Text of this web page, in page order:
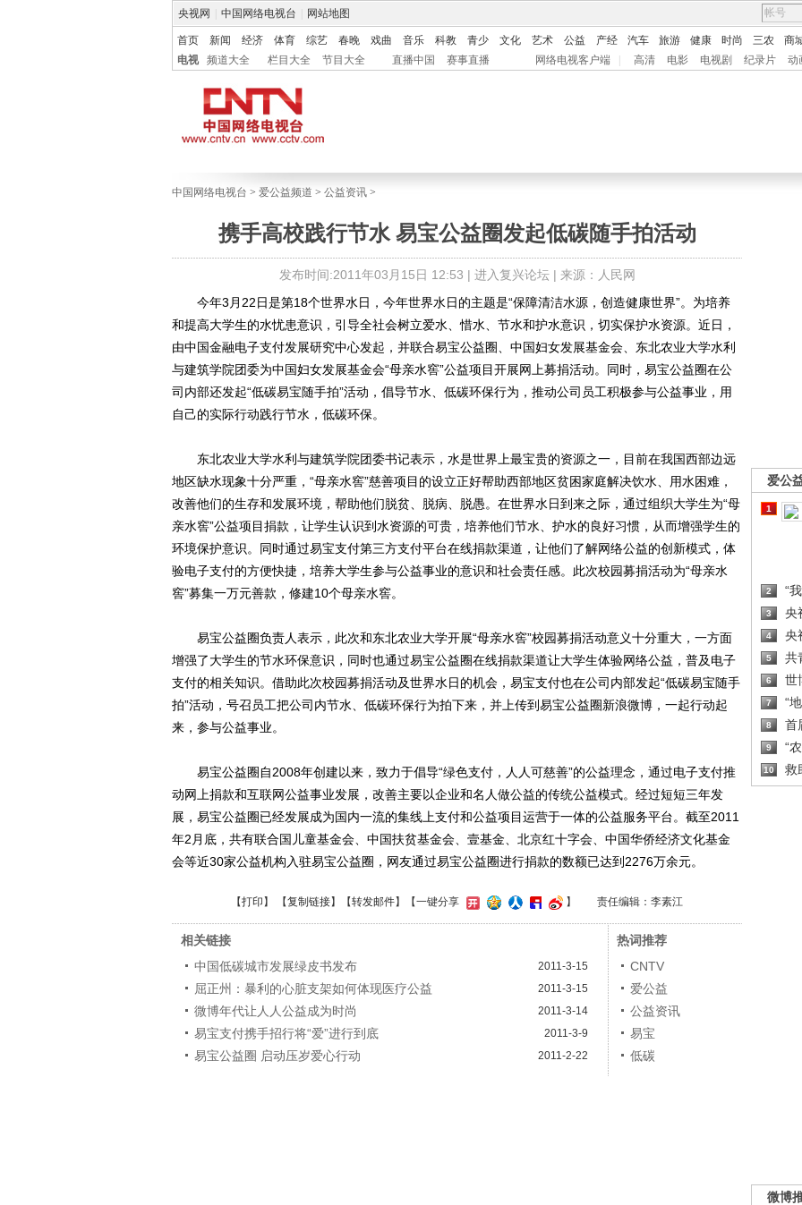
央视网 中国网络电视台 网站地图
首页 新闻 经济 体育 综艺 春晚 戏曲 音乐 科教 青少 文化 艺术 公益 产经 汽车 旅游 健康 时尚 三农 商
电视
频道大全 栏目大全 节目大全 直播中国 赛事直播 网络电视客户端 高清 电影 电视剧 纪录片 动
中国网络电视台 > 爱公益频道 > 公益资讯 >
携手高校践行节水 易宝公益圈发起低碳随手拍活动
发布时间:2011年03月15日 12:53 | 进入复兴论坛| 来源：人民网
爱公
1
2 “
3 央
4 央
5 共
6 世
7 “
8 首
9 “
10 救
微博
今年3月22日是第18个世界水日，今年世界水日的主题是“保障清洁水源，创造健康世界”。为培养
和提高大学生的水忧患意识，引导全社会树立爱水、惜水、节水和护水意识，切实保护水资源。近日，
由中国金融电子支付发展研究中心发起，并联合易宝公益圈、中国妇女发展基金会、东北农业大学水利
与建筑学院团委为中国妇女发展基金会“母亲水窖”公益项目开展网上募捐活动。同时，易宝公益圈在公
司内部还发起“低碳易宝随手拍”活动，倡导节水、低碳环保行为，推动公司员工积极参与公益事业，用
自己的实际行动践行节水，低碳环保。
东北农业大学水利与建筑学院团委书记表示，水是世界上最宝贵的资源之一，目前在我国西部边远
地区缺水现象十分严重，“母亲水窖”慈善项目的设立正好帮助西部地区贫困家庭解决饮水、用水困难，
改善他们的生存和发展环境，帮助他们脱贫、脱病、脱愚。在世界水日到来之际，通过组织大学生为“母
亲水窖”公益项目捐款，让学生认识到水资源的可贵，培养他们节水、护水的良好习惯，从而增强学生的
环境保护意识。同时通过易宝支付第三方支付平台在线捐款渠道，让他们了解网络公益的创新模式，体
验电子支付的方便快捷，培养大学生参与公益事业的意识和社会责任感。此次校园募捐活动为“母亲水
窖”募集一万元善款，修建10个母亲水窖。
易宝公益圈负责人表示，此次和东北农业大学开展“母亲水窖”校园募捐活动意义十分重大，一方面
增强了大学生的节水环保意识，同时也通过易宝公益圈在线捐款渠道让大学生体验网络公益，普及电子
支付的相关知识。借助此次校园募捐活动及世界水日的机会，易宝支付也在公司内部发起“低碳易宝随手
拍”活动，号召员工把公司内节水、低碳环保行为拍下来，并上传到易宝公益圈新浪微博，一起行动起
来，参与公益事业。
易宝公益圈自2008年创建以来，致力于倡导“绿色支付，人人可慈善”的公益理念，通过电子支付推
动网上捐款和互联网公益事业发展，改善主要以企业和名人做公益的传统公益模式。经过短短三年发
展，易宝公益圈已经发展成为国内一流的集线上支付和公益项目运营于一体的公益服务平台。截至2011
年2月底，共有联合国儿童基金会、中国扶贫基金会、壹基金、北京红十字会、中国华侨经济文化基金
会等近30家公益机构入驻易宝公益圈，网友通过易宝公益圈进行捐款的数额已达到2276万余元。
【打印 】 【复制链接】【转发邮件】 【一键分享 】 责任编辑：李素江
相关链接
中国低碳城市发展绿皮书发布
2011-3-15
屈正州：暴利的心脏支架如何体现医疗公益 2011-3-15
微博年代让人人公益成为时尚 2011-3-14
易宝支付携手招行将“爱”进行到底 2011-3-9
易宝公益圈 启动压岁爱心行动 2011-2-22
热词推荐
CNTV
爱公益
公益资讯
易宝
低碳